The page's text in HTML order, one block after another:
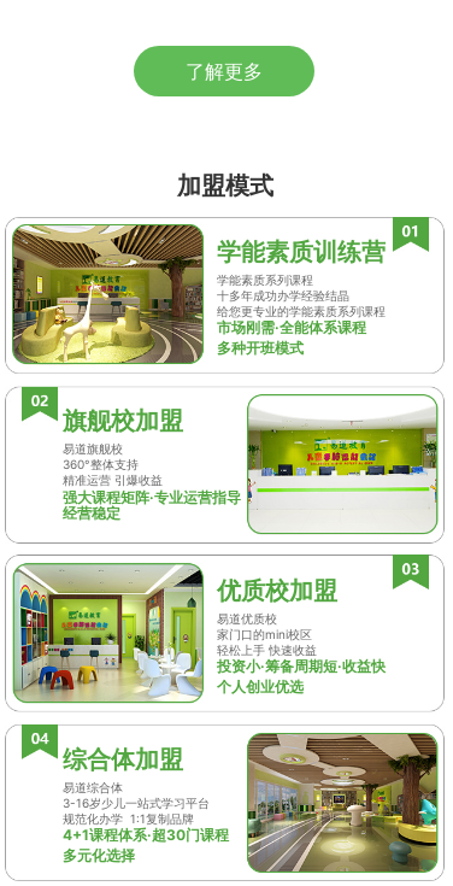
了解更多
加盟模式
市场刚需·全能体系课程
多种开班模式
学能素质系列课程
十多年成功办学经验结晶
给您更专业的学能素质系列课程
学能素质训练营
强大课程矩阵·专业运营指导
经营稳定
易道旗舰校
360°整体支持
精准运营 引爆收益
旗舰校加盟
投资小·筹备周期短·收益快
个人创业优选
易道优质校
家门口的mini校区
轻松上手 快速收益
优质校加盟
4+1课程体系·超30门课程
多元化选择
易道综合体
3-16岁少儿一站式学习平台
规范化办学 1:1复制品牌
综合体加盟